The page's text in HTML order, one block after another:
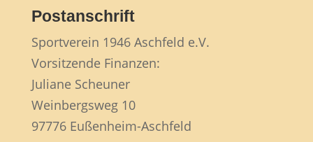
Postanschrift
Sportverein 1946 Aschfeld e.V.
Vorsitzende Finanzen:
Juliane Scheuner
Weinbergsweg 10
97776 Eußenheim-Aschfeld